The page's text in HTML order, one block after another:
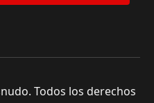
Todos los derechos